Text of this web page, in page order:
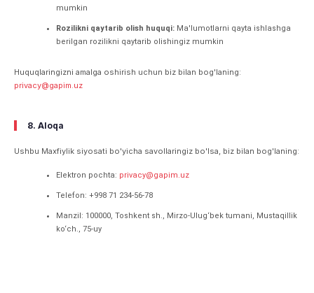
mumkin
Rozilikni qaytarib olish huquqi: Ma'lumotlarni qayta ishlashga
berilgan rozilikni qaytarib olishingiz mumkin
Huquqlaringizni amalga oshirish uchun biz bilan bog'laning:
privacy@gapim.uz
8. Aloqa
Ushbu Maxfiylik siyosati bo'yicha savollaringiz bo'lsa, biz bilan bog'laning:
Elektron pochta: privacy@gapim.uz
Telefon: +998 71 234-56-78
Manzil: 100000, Toshkent sh., Mirzo-Ulug‘bek tumani, Mustaqillik
ko‘ch., 75-uy